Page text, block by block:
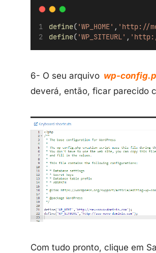
define( 'WP_HOME' , 'http://
define( 'WP_SITEURL' ,
6- O seu arquivo wp-
deverá, então, ficar parecido
Com tudo pronto, clique em